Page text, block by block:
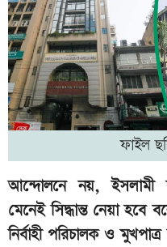
ফাইল
আন্দোলনে নয়, ইসলামী
মেনেই সিদ্ধান্ত নেয়া হবে
নির্বাহী পরিচালক ও